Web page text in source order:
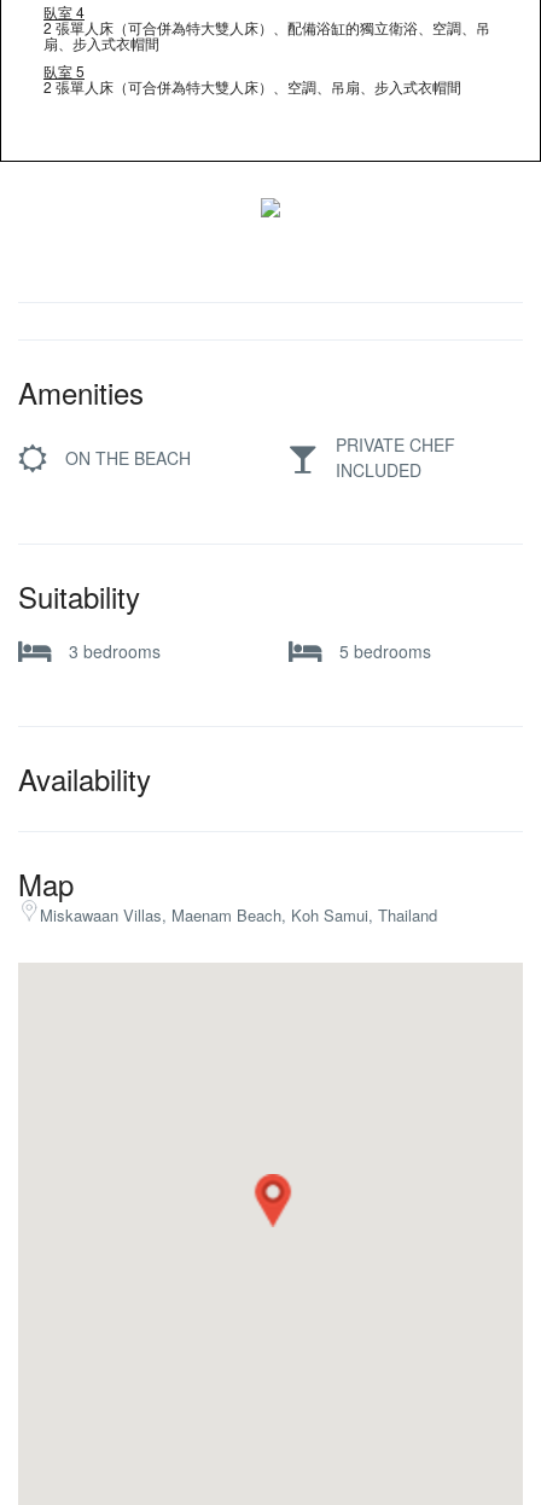
臥室 4
2 張單人床（可合併為特大雙人床）、配備浴缸的獨立衛浴、空調、吊
扇、步入式衣帽間
臥室 5
2 張單人床（可合併為特大雙人床）、空調、吊扇、步入式衣帽間
Amenities
ON THE BEACH
PRIVATE CHEF
INCLUDED
Suitability
3 bedrooms 5 bedrooms
Availability
Map
Miskawaan Villas, Maenam Beach, Koh Samui, Thailand